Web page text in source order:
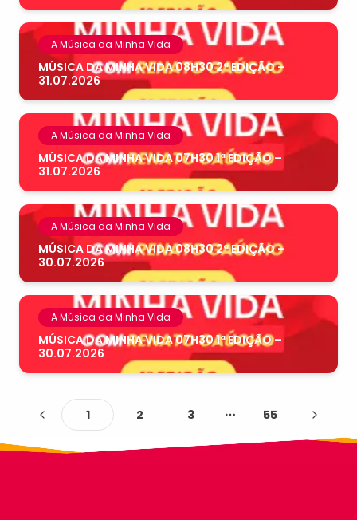
A Música da Minha Vida
MÚSICA DA MINHA VIDA 08H30 2ª EDIÇÃO –
31.07.2026
A Música da Minha Vida
MÚSICA DA MINHA VIDA 07H30 1ª EDIÇÃO –
31.07.2026
A Música da Minha Vida
MÚSICA DA MINHA VIDA 08H30 2ª EDIÇÃO –
30.07.2026
A Música da Minha Vida
MÚSICA DA MINHA VIDA 07H30 1ª EDIÇÃO –
30.07.2026
1 2 3
More pages
55